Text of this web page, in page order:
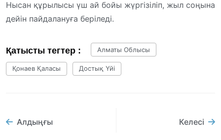
Нысан құрылысы үш ай бойы жүргізіліп, жыл соңына
дейін пайдалануға беріледі.
Қатысты тегтер : Алматы Облысы
Қонаев Қаласы Достық Үйі
Алдыңғы Келесі